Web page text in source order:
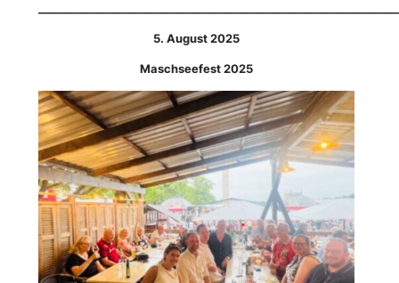
5. August 2025
Maschseefest 2025